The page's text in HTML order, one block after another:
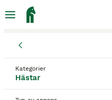
Kategorier
Hästar
Allroundhästar till salu